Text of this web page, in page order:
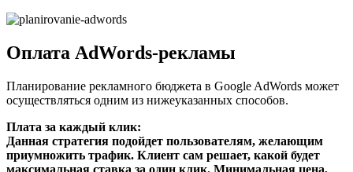
Оплата AdWords-рекламы
Планирование рекламного бюджета в Google AdWords может
осуществляться одним из нижеуказанных способов.
Плата за каждый клик:
Данная стратегия подойдет пользователям, желающим
приумножить трафик. Клиент сам решает, какой будет
максимальная ставка за один клик. Минимальная цена,